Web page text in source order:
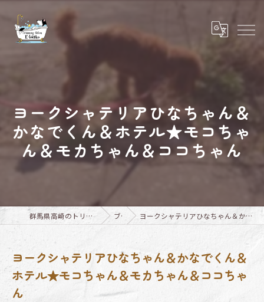
ヨークシャテリアひなちゃん＆
かなでくん＆ホテル★モコちゃ
ん＆モカちゃん＆ココちゃん
群馬県高崎のトリミングならTrimming Salon E-basho ブログ ヨークシャテリアひなちゃん＆かなでくん＆ホテル★モコちゃん＆モカちゃん＆ココちゃん
ヨークシャテリアひなちゃん＆かなでくん＆
ホテル★モコちゃん＆モカちゃん＆ココちゃ
ん